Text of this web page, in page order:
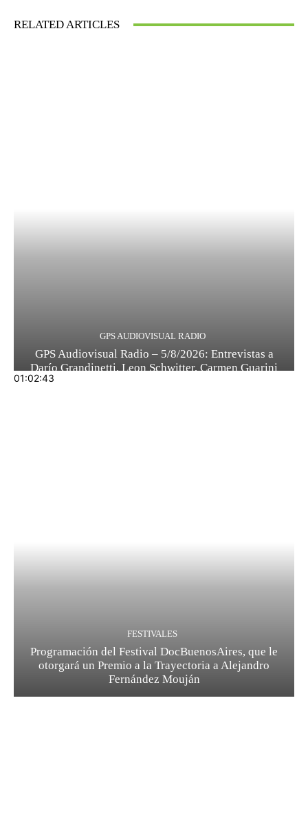
RELATED ARTICLES
01:02:43
GPS AUDIOVISUAL RADIO
GPS Audiovisual Radio – 5/8/2026: Entrevistas a
Darío Grandinetti, Leon Schwitter, Carmen Guarini
FESTIVALES
Programación del Festival DocBuenosAires, que le
otorgará un Premio a la Trayectoria a Alejandro
Fernández Mouján